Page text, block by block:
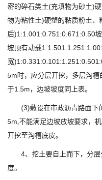
密的碎石类土(充填物为砂土)
物为粘性土)硬塑的粘质粉土、
后)1:1.001:0.751:0.671:0.50
坡顶有动载
宽
5m时，应分层开挖，多层沟
于1.5m，边坡坡度同上表。
(3)敷设在市政沥青路面下
5m,不能满足边坡放坡要求，
开挖至沟槽底皮。
4、挖土要自上而下，分层
度。